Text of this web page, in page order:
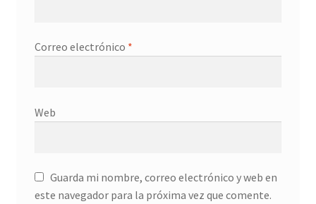
Correo electrónico *
Web
Guarda mi nombre, correo electrónico y web en
este navegador para la próxima vez que comente.